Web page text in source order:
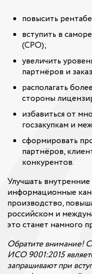
повысить
вступить в
(СРО);
увеличить
партнёров и
располагать
стороны
избавиться от
госзакупкам и
сформировать
партнёров,
конкурентов.
Улучшать
информационные
производство,
российском и
это станет намного
Обратите внимание!
ИСО 9001:2015
запрашивают при